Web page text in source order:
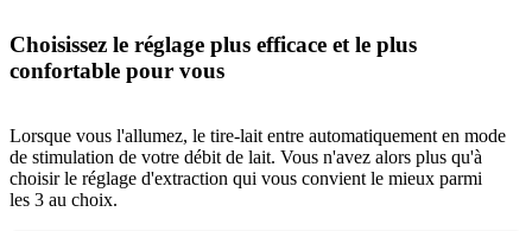
Choisissez le réglage plus efficace et le plus
confortable pour vous
Lorsque vous l'allumez, le tire-lait entre automatiquement en mode
de stimulation de votre débit de lait. Vous n'avez alors plus qu'à
choisir le réglage d'extraction qui vous convient le mieux parmi
les 3 au choix.